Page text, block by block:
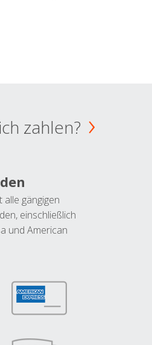
zahlen?
gängigen
einschließlich
und American